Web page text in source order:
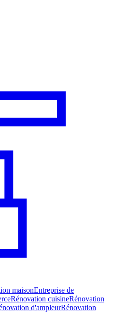
maisonEntreprise de
Rénovation cuisineRénovation
d'ampleurRénovation